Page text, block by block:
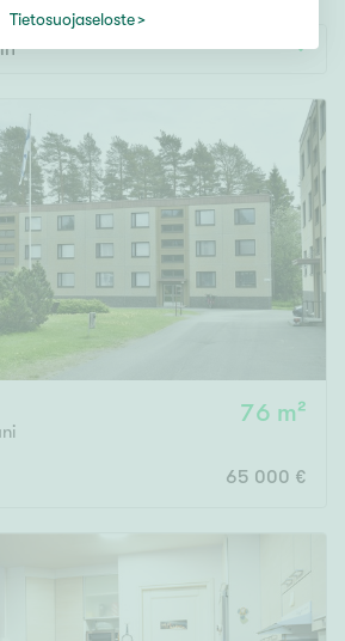
000 €
Kokonaispinta-ala76 m²
65 000 €
Tietosuojaseloste